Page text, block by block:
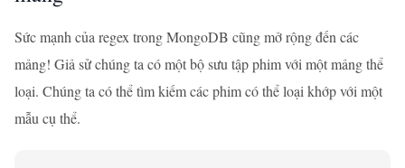
Sức mạnh của regex trong MongoDB cũng mở rộng đến các
mảng! Giả sử chúng ta có một bộ sưu tập phim với một mảng thể
loại. Chúng ta có thể tìm kiếm các phim có thể loại khớp với một
mẫu cụ thể.